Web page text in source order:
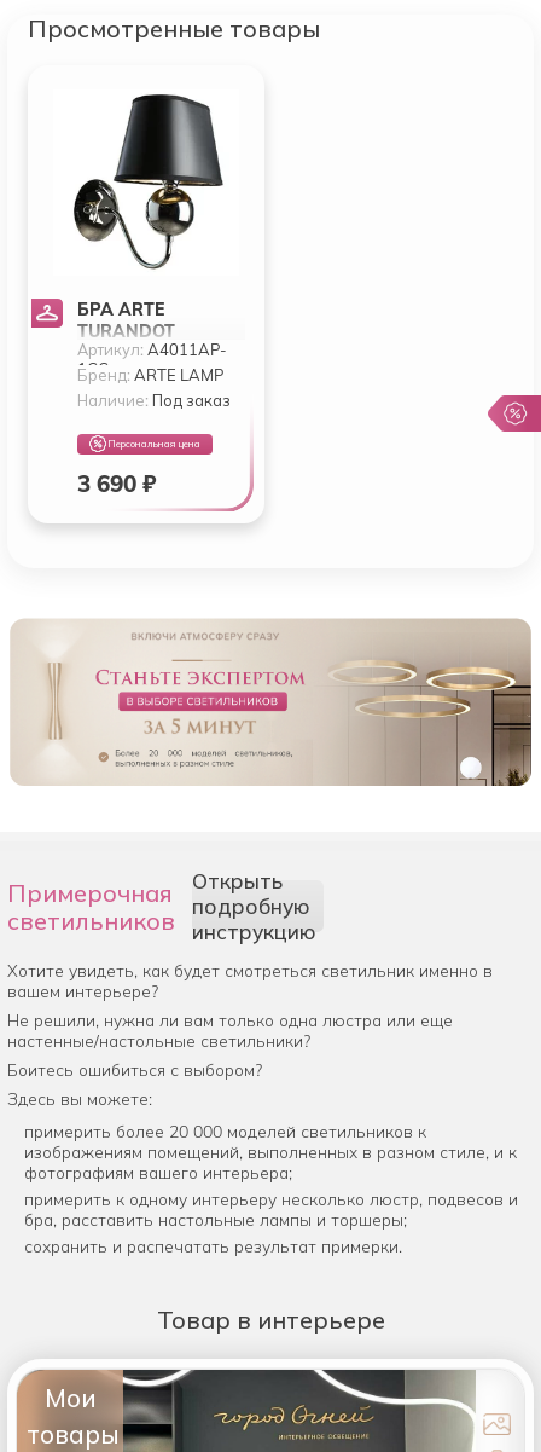
Просмотренные товары
БРА ARTE
TURANDOT
A4011AP-1CC
Артикул:A4011AP-
1CC
Бренд:ARTE LAMP
Наличие: Под заказ
Персональная цена
3 690 ₽
Примерочная
светильников
Открыть
подробную
инструкцию
Хотите увидеть, как будет смотреться светильник именно в
вашем интерьере?
Не решили, нужна ли вам только одна люстра или еще
настенные/настольные светильники?
Боитесь ошибиться с выбором?
Здесь вы можете:
примерить более 20 000 моделей светильников к
изображениям помещений, выполненных в разном стиле, и к
фотографиям вашего интерьера;
примерить к одному интерьеру несколько люстр, подвесов и
бра, расставить настольные лампы и торшеры;
сохранить и распечатать результат примерки.
Товар в интерьере
Мои
товары